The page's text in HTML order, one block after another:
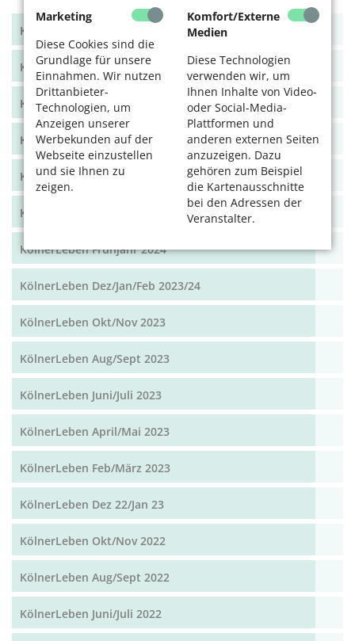
Marketing
Diese Cookies sind die
Grundlage für unsere
Einnahmen. Wir nutzen
Drittanbieter-
Technologien, um
Anzeigen unserer
Werbekunden auf der
Webseite einzustellen
und sie Ihnen zu
zeigen.
Komfort/Externe
Medien
Diese Technologien
verwenden wir, um
Ihnen Inhalte von Video-
oder Social-Media-
Plattformen und
anderen externen Seiten
anzuzeigen. Dazu
gehören zum Beispiel
die Kartenausschnitte
bei den Adressen der
Veranstalter.
KölnerLeben Winter 2025
KölnerLeben Sommer 2025
KölnerLeben Frühjahr 2025
KölnerLeben Winter 2024/25
KölnerLeben Herbst 2024
KölnerLeben Sommer 2024
KölnerLeben Frühjahr 2024
KölnerLeben Dez/Jan/Feb 2023/24
KölnerLeben Okt/Nov 2023
KölnerLeben Aug/Sept 2023
KölnerLeben Juni/Juli 2023
KölnerLeben April/Mai 2023
KölnerLeben Feb/März 2023
KölnerLeben Dez 22/Jan 23
KölnerLeben Okt/Nov 2022
KölnerLeben Aug/Sept 2022
KölnerLeben Juni/Juli 2022